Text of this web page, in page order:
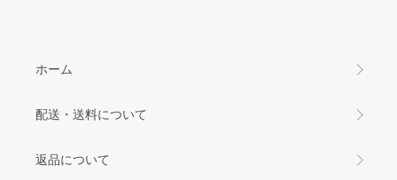
ホーム
配送・送料について
返品について